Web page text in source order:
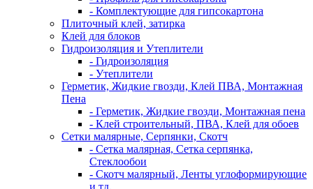
- Комплектующие для гипсокартона
Плиточный клей, затирка
Клей для блоков
Гидроизоляция и Утеплители
- Гидроизоляция
- Утеплители
Герметик, Жидкие гвозди, Клей ПВА, Монтажная
Пена
- Герметик, Жидкие гвозди, Монтажная пена
- Клей строительный, ПВА, Клей для обоев
Сетки малярные, Серпянки, Скотч
- Сетка малярная, Сетка серпянка,
Стеклообои
- Скотч малярный, Ленты углоформирующие
и тд.